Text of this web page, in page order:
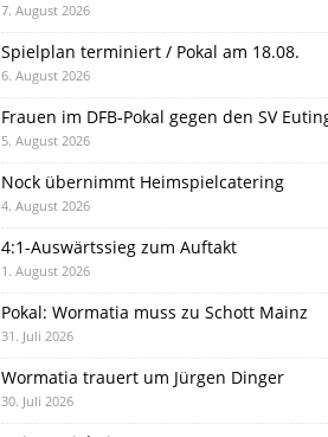
7. August 2026
Spielplan terminiert / Pokal am 18.08.
6. August 2026
Frauen im DFB-Pokal gegen den SV
5. August 2026
Nock übernimmt Heimspielcatering
4. August 2026
4:1-Auswärtssieg zum Auftakt
1. August 2026
Pokal: Wormatia muss zu Schott Mainz
31. Juli 2026
Wormatia trauert um Jürgen Dinger
30. Juli 2026